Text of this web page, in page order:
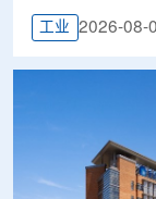
工业 2026-08-